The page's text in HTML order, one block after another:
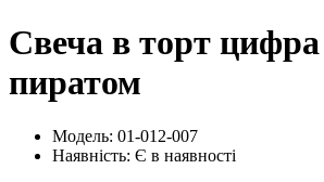
Свеча в торт
пиратом
Модель: 01-012-007
Наявність: Є в наявності